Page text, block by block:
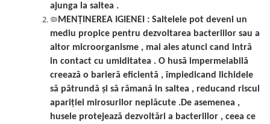
Lenjerii De Pat, Imprimeu 3D, 1
Persoana
ajunga la saltea .
🦠MENȚINEREA IGIENEI : Saltelele pot deveni un
mediu propice pentru dezvoltarea bacteriilor sau a
altor microorganisme , mai ales atunci cand intră
in contact cu umiditatea . O husă impermeiabilă
creează o barieră eficientă , împiedicand lichidele
să pătrundă și să rămană in saltea , reducand riscul
apariției mirosurilor neplăcute .De asemenea ,
husele protejează dezvoltări a bacteriilor , ceea ce